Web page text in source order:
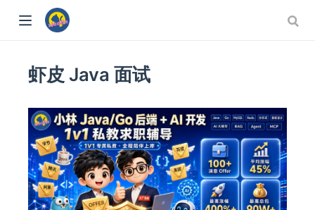
虾皮 Java 面试